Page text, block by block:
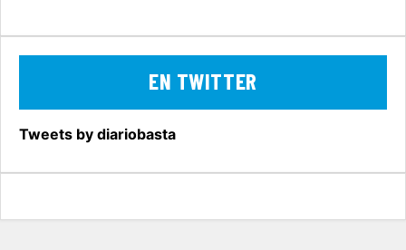
EN TWITTER
Tweets by diariobasta